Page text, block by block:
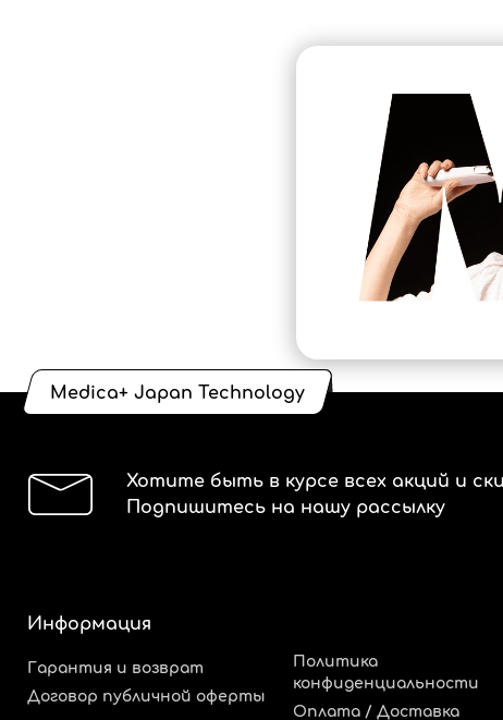
Medica+ Japan Technology
Хотите быть в курсе всех акций и
Подпишитесь на нашу рассылку
Информация
Гарантия и возврат
Договор публичной оферты
Политика
конфиденциальности
Оплата / Доставка